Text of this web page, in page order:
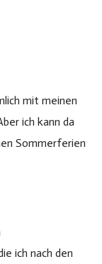
mit meinen
ich kann da
Sommerferien
ich nach den